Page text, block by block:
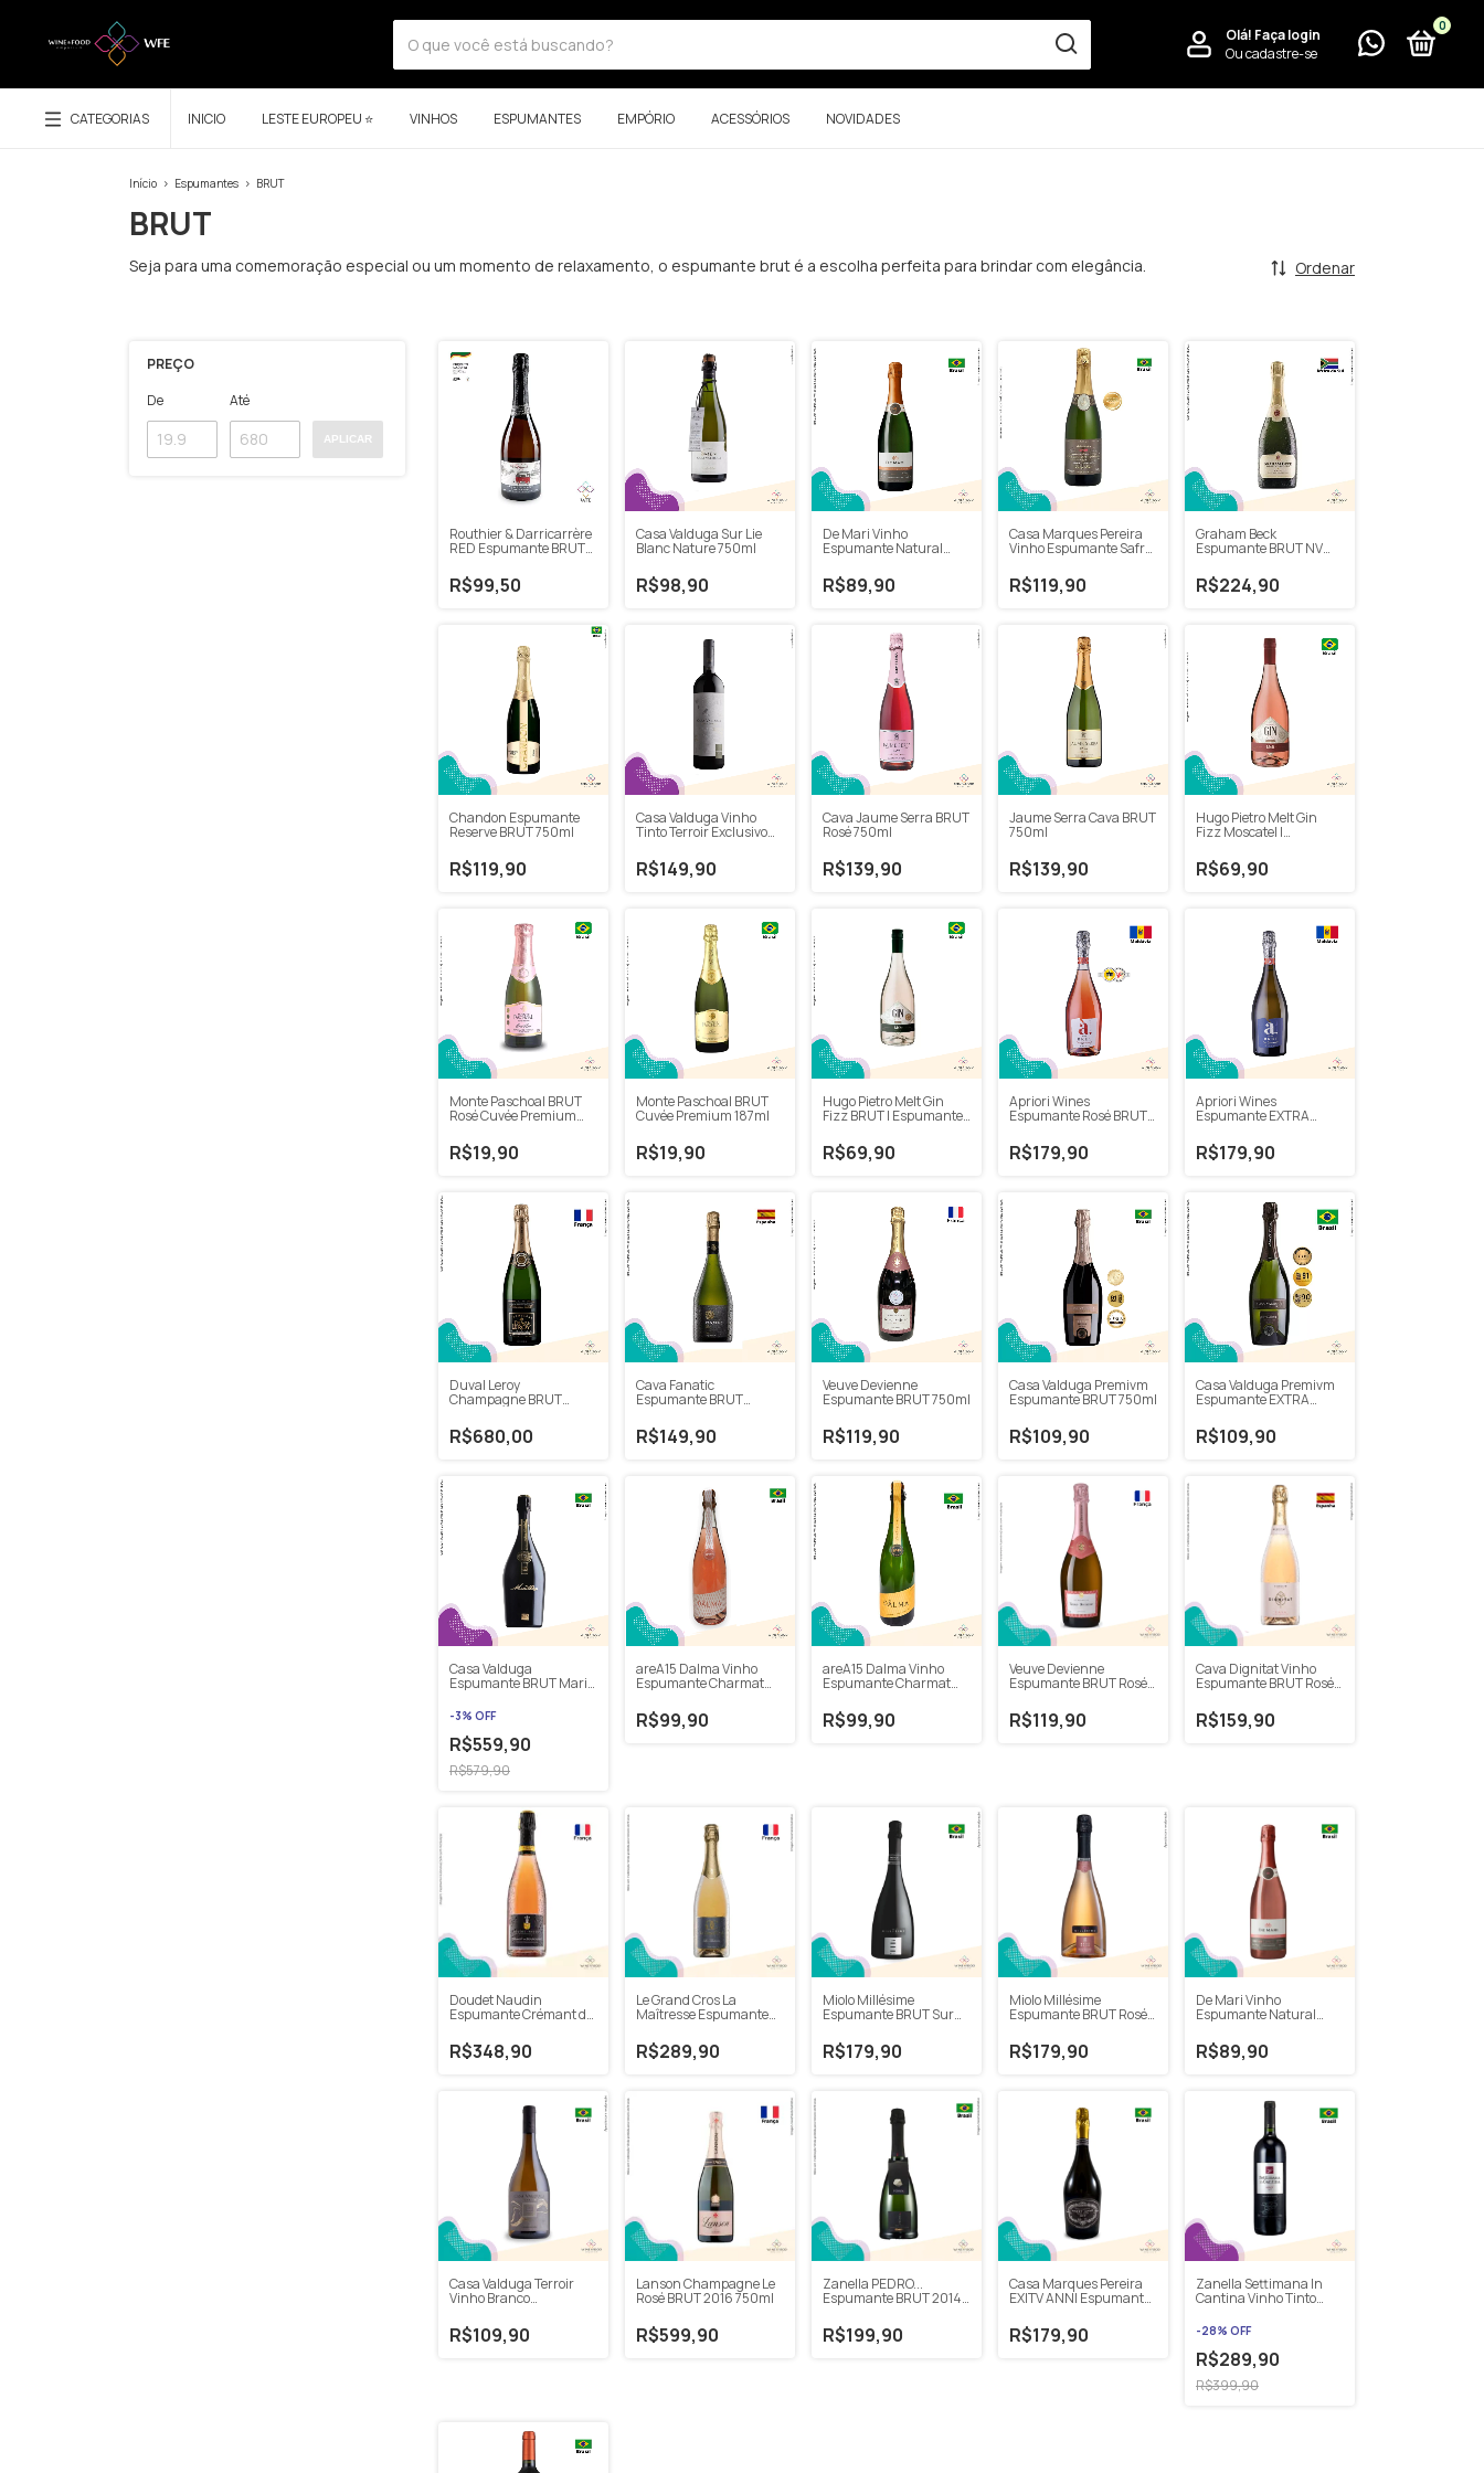
Olá! Faça login
Ou cadastre-se
0
CATEGORIAS INICIO LESTE EUROPEU ⭐ VINHOS ESPUMANTES EMPÓRIO ACESSÓRIOS NOVIDADES
Início > Espumantes > BRUT
BRUT
Seja para uma comemoração especial ou um momento de relaxamento, o espumante brut é a escolha perfeita para brindar com elegância. Ordenar
PREÇO
De
Até
APLICAR
Routhier & Darricarrère
RED Espumante BRUT
R$99,50
Casa Valduga Sur Lie
Blanc Nature 750ml
R$98,90
De Mari Vinho
Espumante Natural
750ml
R$89,90
Casa Marques Pereira
Vinho Espumante Safra
2020 750ml
R$119,90
Graham Beck
Espumante BRUT NV
R$224,90
Chandon Espumante
Reserve BRUT 750ml
R$119,90
Casa Valduga Vinho
Tinto Terroir Exclusivo
R$149,90
Cava Jaume Serra BRUT
Rosé 750ml
R$139,90
Jaume Serra Cava BRUT
750ml
R$139,90
Hugo Pietro Melt Gin
Fizz Moscatel |
750ml
R$69,90
Monte Paschoal BRUT
Rosé Cuvée Premium
R$19,90
Monte Paschoal BRUT
Cuvée Premium 187ml
R$19,90
Hugo Pietro Melt Gin
Fizz BRUT | Espumante
R$69,90
Apriori Wines
Espumante Rosé BRUT
R$179,90
Apriori Wines
Espumante EXTRA
R$179,90
Duval Leroy
Champagne BRUT
R$680,00
Cava Fanatic
Espumante BRUT
R$149,90
Veuve Devienne
Espumante BRUT 750ml
R$119,90
Casa Valduga Premivm
Espumante BRUT 750ml
R$109,90
Casa Valduga Premivm
Espumante EXTRA
R$109,90
Casa Valduga
Espumante BRUT Maria
-3% OFF
R$559,90
R$579,90
areA15 Dalma Vinho
Espumante Charmat
R$99,90
areA15 Dalma Vinho
Espumante Charmat
R$99,90
Veuve Devienne
Espumante BRUT Rosé
R$119,90
Cava Dignitat Vinho
Espumante BRUT Rosé
R$159,90
Doudet Naudin
Espumante Crémant de
NV 750ml
R$348,90
Le Grand Cros La
Maîtresse Espumante
750ml
R$289,90
Miolo Millésime
Espumante BRUT Sur
R$179,90
Miolo Millésime
Espumante BRUT Rosé
R$179,90
De Mari Vinho
Espumante Natural
2021 750ml
R$89,90
Casa Valduga Terroir
Vinho Branco
750ml
R$109,90
Lanson Champagne Le
Rosé BRUT 2016 750ml
R$599,90
Zanella PEDRO...
Espumante BRUT 2014
R$199,90
Casa Marques Pereira
EXITV ANNI Espumante
750ml
R$179,90
Zanella Settimana In
Cantina Vinho Tinto
-28% OFF
R$289,90
R$399,90